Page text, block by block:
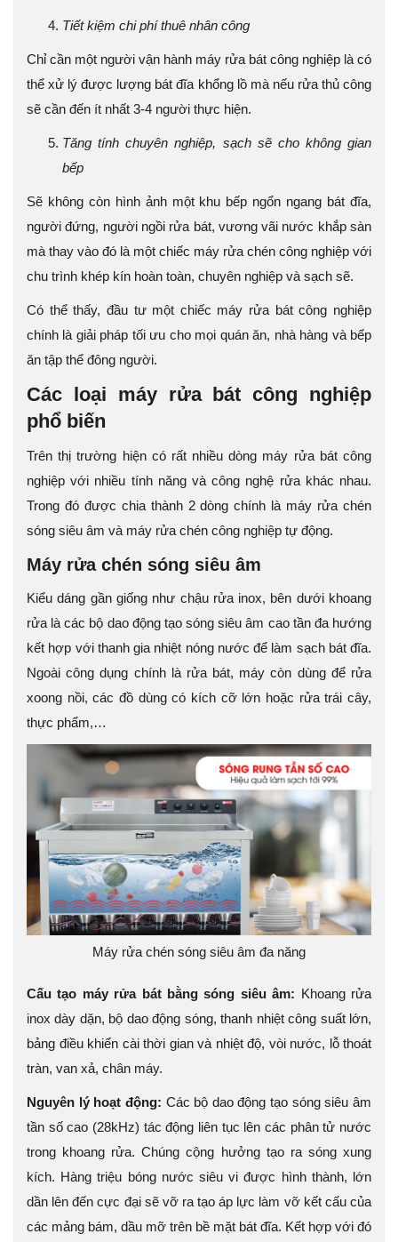
Tiết kiệm chi phí thuê nhân công
Chỉ cần một người vận hành máy rửa bát công nghiệp là có
thể xử lý được lượng bát đĩa khổng lồ mà nếu rửa thủ công
sẽ cần đến ít nhất 3-4 người thực hiện.
Tăng tính chuyên nghiệp, sạch sẽ cho không gian
bếp
Sẽ không còn hình ảnh một khu bếp ngổn ngang bát đĩa,
người đứng, người ngồi rửa bát, vương vãi nước khắp sàn
mà thay vào đó là một chiếc máy rửa chén công nghiệp với
chu trình khép kín hoàn toàn, chuyên nghiệp và sạch sẽ.
Có thể thấy, đầu tư một chiếc máy rửa bát công nghiệp
chính là giải pháp tối ưu cho mọi quán ăn, nhà hàng và bếp
ăn tập thể đông người.
Các loại máy rửa bát công nghiệp
phổ biến
Trên thị trường hiện có rất nhiều dòng máy rửa bát công
nghiệp với nhiều tính năng và công nghệ rửa khác nhau.
Trong đó được chia thành 2 dòng chính là máy rửa chén
sóng siêu âm và máy rửa chén công nghiệp tự động.
Máy rửa chén sóng siêu âm
Kiểu dáng gần giống như chậu rửa inox, bên dưới khoang
rửa là các bộ dao động tạo sóng siêu âm cao tần đa hướng
kết hợp với thanh gia nhiệt nóng nước để làm sạch bát đĩa.
Ngoài công dụng chính là rửa bát, máy còn dùng để rửa
xoong nồi, các đồ dùng có kích cỡ lớn hoặc rửa trái cây,
thực phẩm,…
Máy rửa chén sóng siêu âm đa năng
Cấu tạo máy rửa bát bằng sóng siêu âm: Khoang rửa
inox dày dặn, bộ dao động sóng, thanh nhiệt công suất lớn,
bảng điều khiển cài thời gian và nhiệt độ, vòi nước, lỗ thoát
tràn, van xả, chân máy.
Nguyên lý hoạt động: Các bộ dao động tạo sóng siêu âm
tần số cao (28kHz) tác động liên tục lên các phân tử nước
trong khoang rửa. Chúng cộng hưởng tạo ra sóng xung
kích. Hàng triệu bóng nước siêu vi được hình thành, lớn
dần lên đến cực đại sẽ vỡ ra tạo áp lực làm vỡ kết cấu của
các mảng bám, dầu mỡ trên bề mặt bát đĩa. Kết hợp với đó